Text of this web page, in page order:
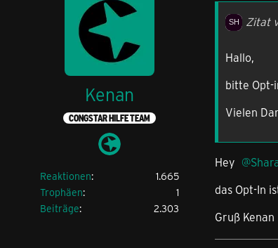
Kenan
CONGSTAR HILFE TEAM
Reaktionen
1.665
Trophäen
1
Beiträge
2.303
Zitat
Hallo,
bitte Opt-
Vielen
Hey
das Opt-In
Gruß Kenan